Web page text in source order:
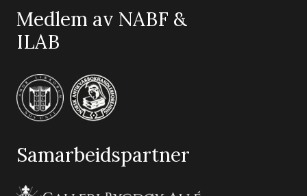
Medlem av NABF &
ILAB
Samarbeidspartner